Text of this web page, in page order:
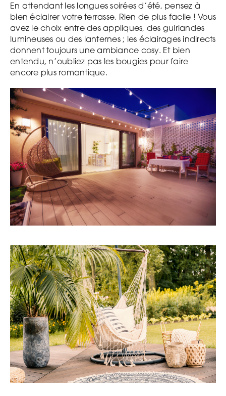
En attendant les longues soirées d’été, pensez à
bien éclairer votre terrasse. Rien de plus facile ! Vous
avez le choix entre des appliques, des guirlandes
lumineuses ou des lanternes ; les éclairages indirects
donnent toujours une ambiance cosy. Et bien
entendu, n’oubliez pas les bougies pour faire
encore plus romantique.